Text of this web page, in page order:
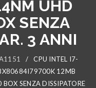
UHD
SENZA
3 ANNI
/
CPU INTEL I7-
12MB
SENZA DISSIPATORE